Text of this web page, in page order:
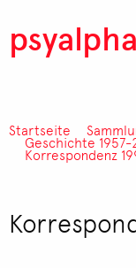
psyalpha
Pfadnavigation
Startseite
Geschichte
Korrespondenz